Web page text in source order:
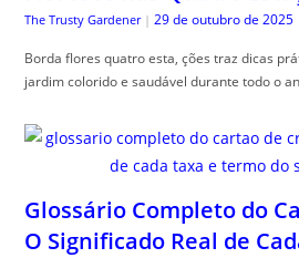
Glossário Completo do
O Significado Real de
do seu Contrato
Gloss, ário cartão crédito completo é seu
financeiros e facilitar sua compreensão.